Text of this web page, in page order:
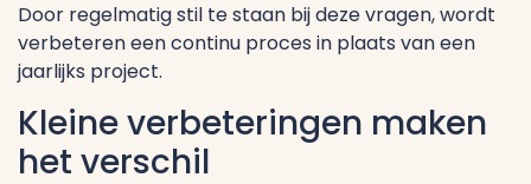
Door regelmatig stil te staan bij deze vragen, wordt
verbeteren een continu proces in plaats van een
jaarlijks project.
Kleine verbeteringen maken
het verschil